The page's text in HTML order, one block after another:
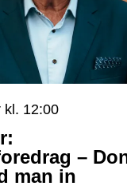
kl. 12:00
–
man in